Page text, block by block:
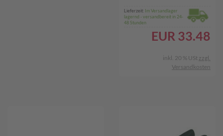
Lieferzeit: Im Versandlager
lagernd - versandbereit in 24-
48 Stunden
EUR 33.48
inkl. 20 % USt zzgl.
Versandkosten